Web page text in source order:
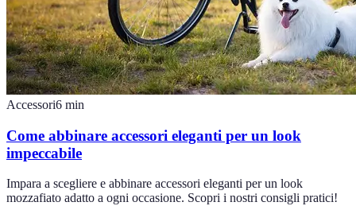
Accessori6 min
Come abbinare accessori eleganti per un look
impeccabile
Impara a scegliere e abbinare accessori eleganti per un look
mozzafiato adatto a ogni occasione. Scopri i nostri consigli pratici!